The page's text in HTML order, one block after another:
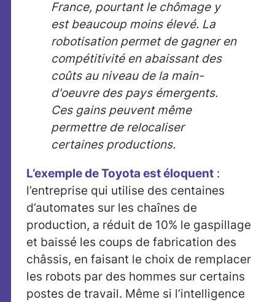
France, pourtant le chômage y
est beaucoup moins élevé. La
robotisation permet de gagner en
compétitivité en abaissant des
coûts au niveau de la main-
d'oeuvre des pays émergents.
Ces gains peuvent même
permettre de relocaliser
certaines productions.
L’exemple de Toyota est éloquent :
l’entreprise qui utilise des centaines
d’automates sur les chaînes de
production, a réduit de 10% le gaspillage
et baissé les coups de fabrication des
châssis, en faisant le choix de remplacer
les robots par des hommes sur certains
postes de travail. Même si l’intelligence